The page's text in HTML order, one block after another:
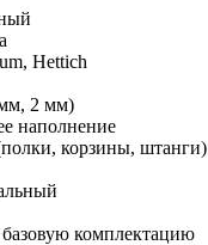
Hettich
2 мм)
наполнение
корзины, штанги)
базовую комплектацию